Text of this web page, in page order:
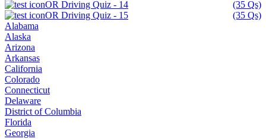
OR Driving Quiz - 14
(35 Qs)
OR Driving Quiz - 15
(35 Qs)
Alabama
Alaska
Arizona
Arkansas
California
Colorado
Connecticut
Delaware
District of Columbia
Florida
Georgia